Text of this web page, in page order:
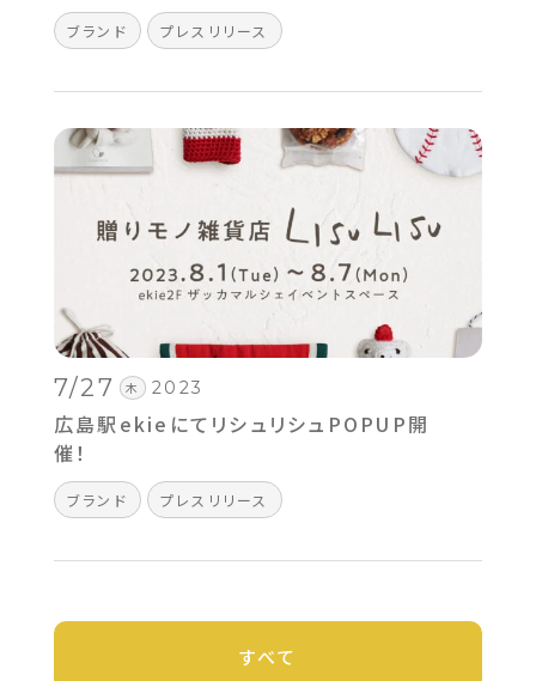
ブランド プレスリリース
7/27 木 2023
広島駅ekieにてリシュリシュPOPUP開
催！
ブランド プレスリリース
すべて